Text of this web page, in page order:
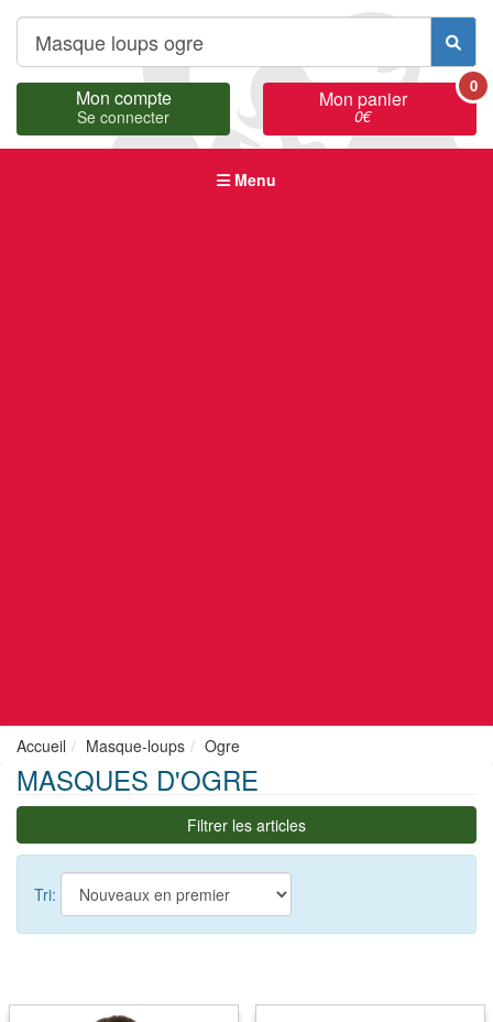
Mon compte
Se connecter
Mon panier
0€
0
Menu
Accueil Masque-loups Ogre
MASQUES D'OGRE
Filtrer les articles
Tri: